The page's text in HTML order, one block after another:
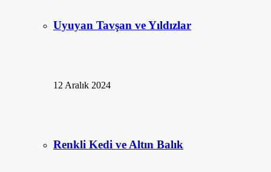
Uyuyan Tavşan ve Yıldızlar
12 Aralık 2024
Renkli Kedi ve Altın Balık